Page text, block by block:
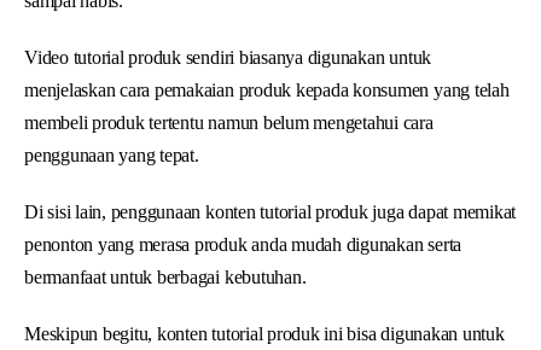
Video tutorial produk sendiri biasanya digunakan untuk
menjelaskan cara pemakaian produk kepada konsumen yang telah
membeli produk tertentu namun belum mengetahui cara
penggunaan yang tepat.
Di sisi lain, penggunaan konten tutorial produk juga dapat memikat
penonton yang merasa produk anda mudah digunakan serta
bermanfaat untuk berbagai kebutuhan.
Meskipun begitu, konten tutorial produk ini bisa digunakan untuk